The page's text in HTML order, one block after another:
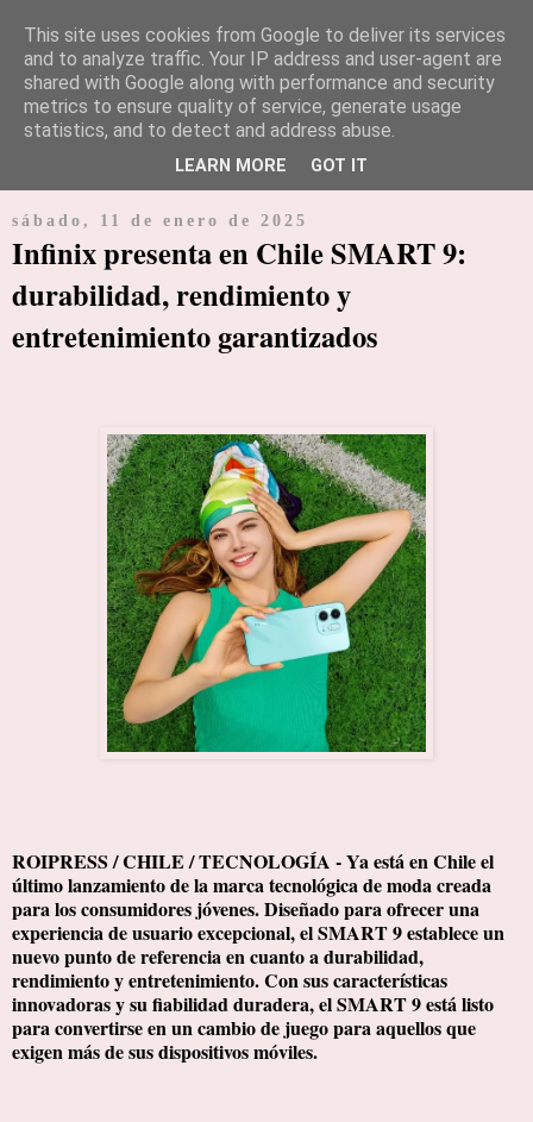
Periódico diario especializado en noticias e información de
empresarial y económica
sábado, 11 de enero de 2025
Infinix presenta en Chile SMART 9:
durabilidad, rendimiento y
entretenimiento garantizados
ROIPRESS / CHILE / TECNOLOGÍA - Ya está en Chile el
último lanzamiento de la marca tecnológica de moda creada
para los consumidores jóvenes. Diseñado para ofrecer una
experiencia de usuario excepcional, el SMART 9 establece un
nuevo punto de referencia en cuanto a durabilidad,
rendimiento y entretenimiento. Con sus características
innovadoras y su fiabilidad duradera, el SMART 9 está listo
para convertirse en un cambio de juego para aquellos que
exigen más de sus dispositivos móviles.
This site uses cookies from Google to deliver its services
and to analyze traffic. Your IP address and user-agent are
shared with Google along with performance and security
metrics to ensure quality of service, generate usage
statistics, and to detect and address abuse.
LEARN MORE GOT IT